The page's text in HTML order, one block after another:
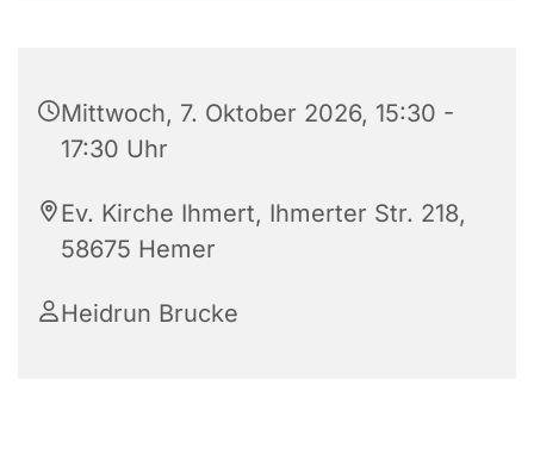
Mittwoch, 7. Oktober 2026, 15:30 -
17:30 Uhr
Ev. Kirche Ihmert, Ihmerter Str. 218,
58675 Hemer
Heidrun Brucke